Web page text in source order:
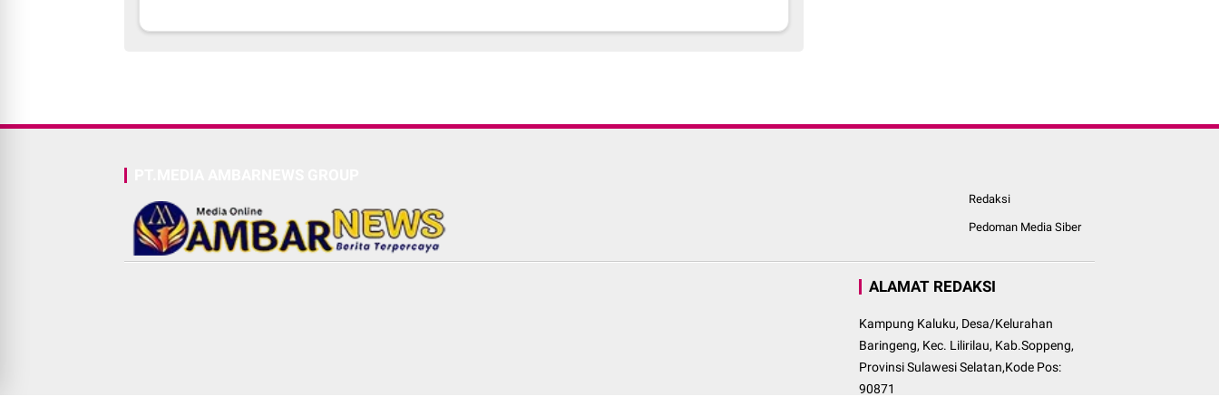
Redaksi
Pedoman Media Siber
ALAMAT REDAKSI
Kampung Kaluku, Desa/Kelurahan
Baringeng, Kec. Lilirilau, Kab.Soppeng,
Provinsi Sulawesi Selatan,Kode Pos:
90871